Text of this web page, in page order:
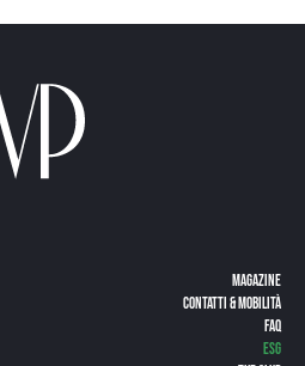
Magazine
CONTATTI & MOBILITÀ
FAQ
ESG